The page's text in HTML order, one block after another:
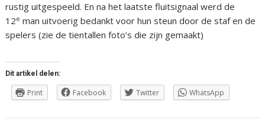
rustig uitgespeeld. En na het laatste fluitsignaal werd de
12e man uitvoerig bedankt voor hun steun door de staf en de
spelers (zie de tientallen foto’s die zijn gemaakt)
Dit artikel delen:
Print Facebook Twitter WhatsApp